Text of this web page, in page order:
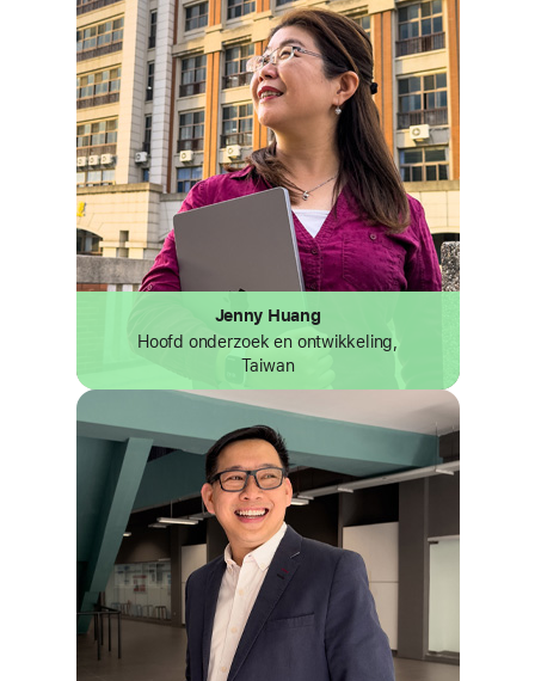
Jenny Huang
Hoofd onderzoek en ontwikkeling,
Taiwan